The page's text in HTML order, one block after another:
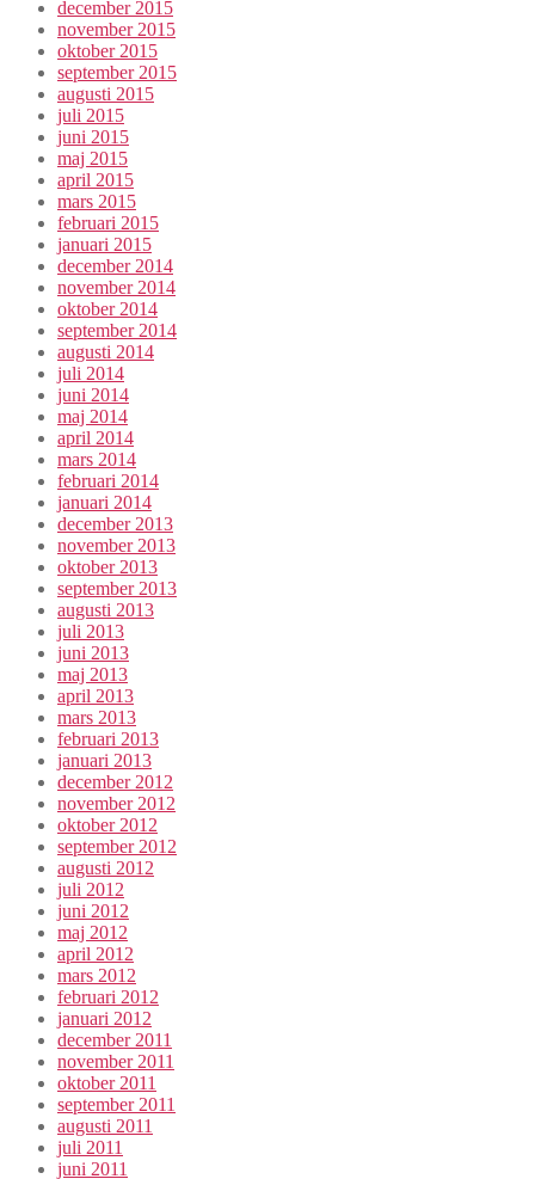
december 2015
november 2015
oktober 2015
september 2015
augusti 2015
juli 2015
juni 2015
maj 2015
april 2015
mars 2015
februari 2015
januari 2015
december 2014
november 2014
oktober 2014
september 2014
augusti 2014
juli 2014
juni 2014
maj 2014
april 2014
mars 2014
februari 2014
januari 2014
december 2013
november 2013
oktober 2013
september 2013
augusti 2013
juli 2013
juni 2013
maj 2013
april 2013
mars 2013
februari 2013
januari 2013
december 2012
november 2012
oktober 2012
september 2012
augusti 2012
juli 2012
juni 2012
maj 2012
april 2012
mars 2012
februari 2012
januari 2012
december 2011
november 2011
oktober 2011
september 2011
augusti 2011
juli 2011
juni 2011